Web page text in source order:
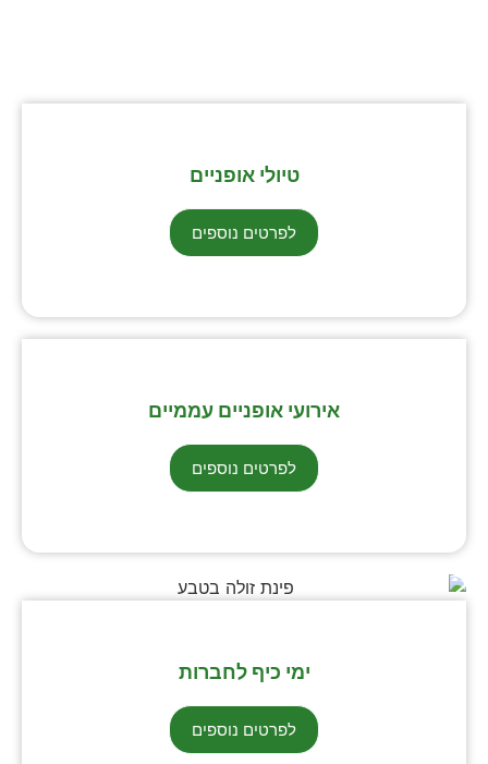
טיולי אופניים
לפרטים נוספים
אירועי אופניים עממיים
לפרטים נוספים
ימי כיף לחברות
לפרטים נוספים